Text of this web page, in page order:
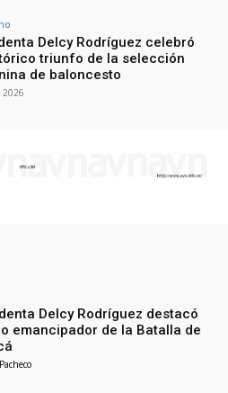
Delcy Rodríguez celebró
triunfo de la selección
de baloncesto
2026
Delcy Rodríguez destacó
emancipador de la Batalla de